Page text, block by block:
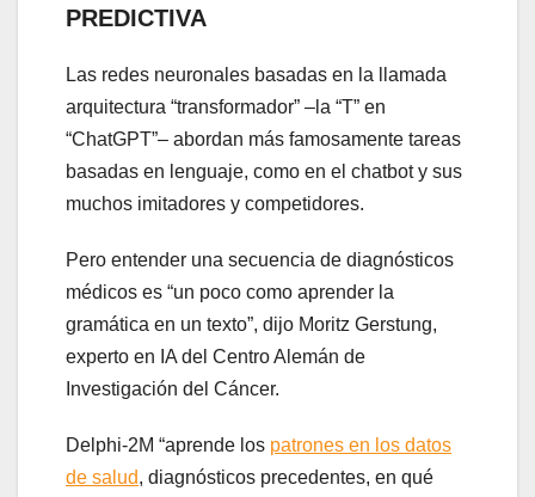
PREDICTIVA
Las redes neuronales basadas en la llamada
arquitectura “transformador” –la “T” en
“ChatGPT”– abordan más famosamente tareas
basadas en lenguaje, como en el chatbot y sus
muchos imitadores y competidores.
Pero entender una secuencia de diagnósticos
médicos es “un poco como aprender la
gramática en un texto”, dijo Moritz Gerstung,
experto en IA del Centro Alemán de
Investigación del Cáncer.
Delphi-2M “aprende los patrones en los datos
de salud, diagnósticos precedentes, en qué